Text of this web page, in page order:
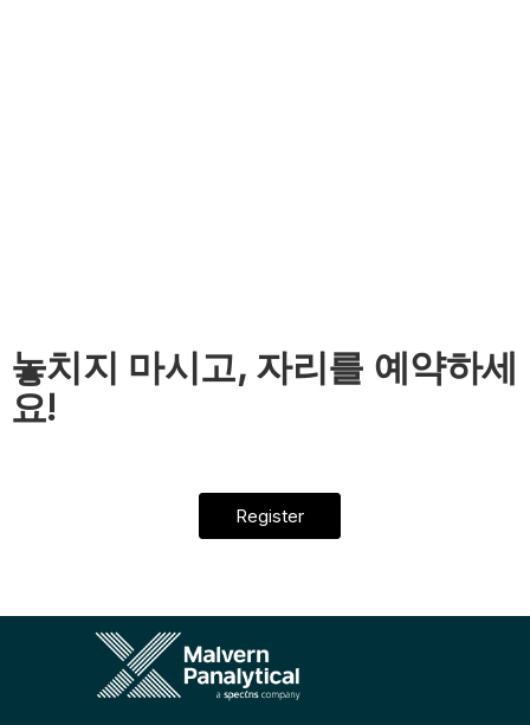
놓치지 마시고, 자리를 예약하세
요!
Register